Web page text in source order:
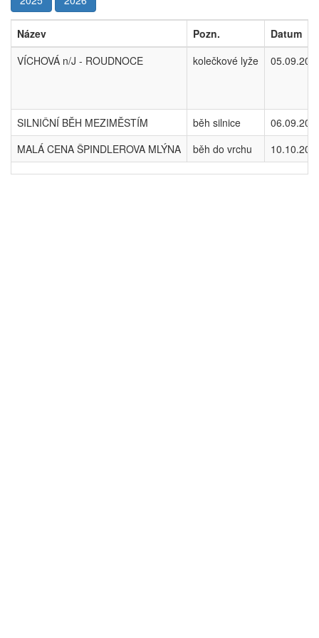
Název Pozn.
Datum
VÍCHOVÁ n/J - ROUDNOCE
kolečkové lyže
SILNIČNÍ BĚH MEZIMĚSTÍM běh silnice
MALÁ CENA ŠPINDLEROVA MLÝNA
běh do vrchu